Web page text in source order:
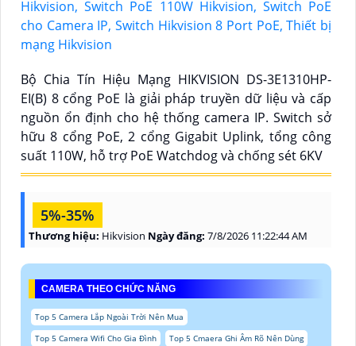
Bộ Chia Tín Hiệu Mạng HIKVISION DS-3E1310HP-
EI(B) 8 cổng PoE là giải pháp truyền dữ liệu và cấp
nguồn ổn định cho hệ thống camera IP. Switch sở
hữu 8 cổng PoE, 2 cổng Gigabit Uplink, tổng công
suất 110W, hỗ trợ PoE Watchdog và chống sét 6KV
5%-35%
Thương hiệu: Hikvision Ngày đăng: 7/8/2026 11:22:44 AM
CAMERA THEO CHỨC NĂNG
Top 5 Camera Lắp Ngoài Trời Nên Mua
Top 5 Camera Wifi Cho Gia Đình
Top 5 Cmaera Ghi Âm Rõ Nên Dùng